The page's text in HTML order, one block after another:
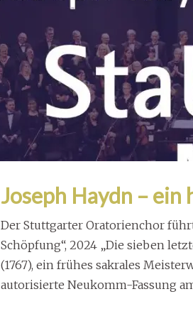
Joseph Haydn – ein
Der Stuttgarter Oratorienchor
Schöpfung“, 2024 „Die sieben
(1767), ein frühes sakrales
autorisierte Neukomm-Fassung